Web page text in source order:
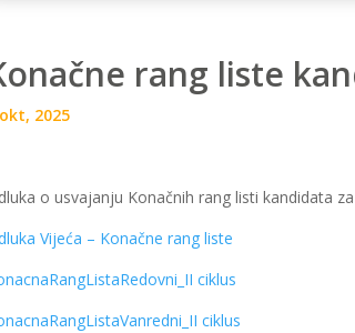
rang liste
2025
o usvajanju Konačnih rang listi kandidata
Vijeća – Konačne rang liste
ciklus
ciklus